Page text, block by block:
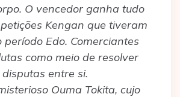
O vencedor ganha tudo
Kengan que tiveram
período Edo. Comerciantes
como meio de resolver
disputas entre si.
Ouma Tokita, cujo